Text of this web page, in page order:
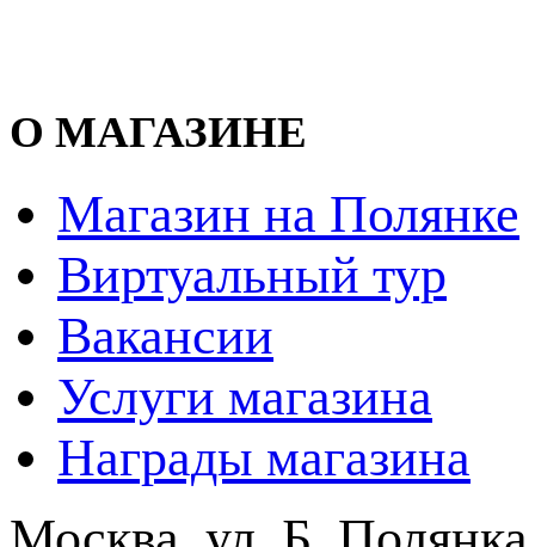
О МАГАЗИНЕ
Магазин на Полянке
Виртуальный тур
Вакансии
Услуги магазина
Награды магазина